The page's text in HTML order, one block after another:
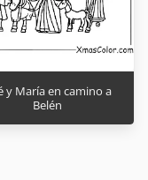
y María en camino a
Belén